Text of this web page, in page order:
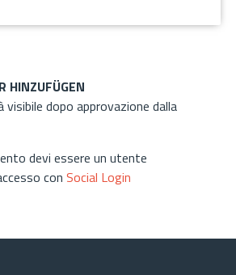
HINZUFÜGEN
dopo approvazione dalla
devi essere un utente
con Social Login